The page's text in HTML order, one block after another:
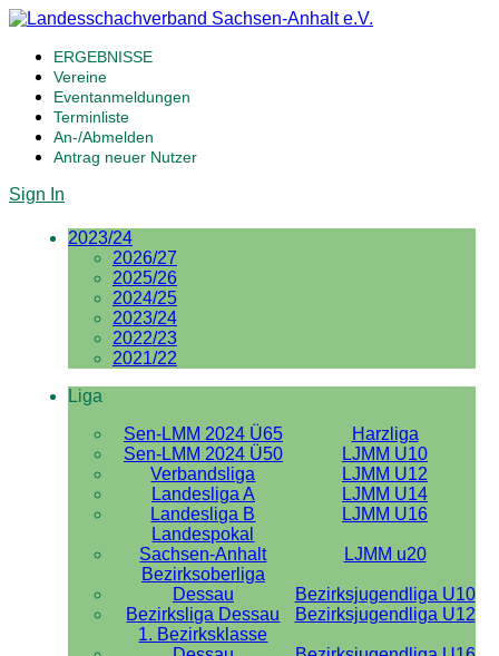
ERGEBNISSE
Vereine
Eventanmeldungen
Terminliste
An-/Abmelden
Antrag neuer Nutzer
Sign In
2023/24
2026/27
2025/26
2024/25
2023/24
2022/23
2021/22
Liga
Sen-LMM 2024 Ü65
Harzliga
Sen-LMM 2024 Ü50
LJMM U10
Verbandsliga
LJMM U12
Landesliga A
LJMM U14
Landesliga B
LJMM U16
Landespokal
Sachsen-Anhalt
LJMM u20
Bezirksoberliga
Dessau
Bezirksjugendliga U10
Bezirksliga Dessau
Bezirksjugendliga U12
1. Bezirksklasse